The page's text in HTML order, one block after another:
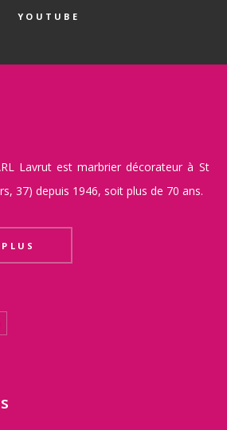
YOUTUBE
Lavrut est marbrier décorateur à St
37) depuis 1946, soit plus de 70 ans.